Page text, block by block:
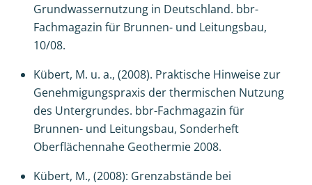
Grundwassernutzung in Deutschland. bbr-
Fachmagazin für Brunnen- und Leitungsbau,
10/08.
Kübert, M. u. a., (2008). Praktische Hinweise zur
Genehmigungspraxis der thermischen Nutzung
des Untergrundes. bbr-Fachmagazin für
Brunnen- und Leitungsbau, Sonderheft
Oberflächennahe Geothermie 2008.
Kübert, M., (2008): Grenzabstände bei